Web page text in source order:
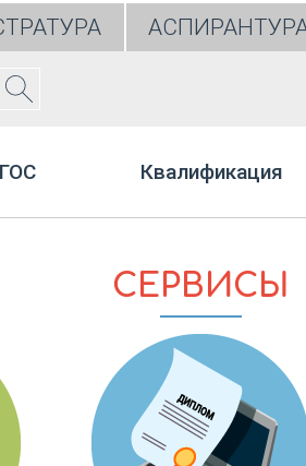
Квалификация
СЕРВИСЫ